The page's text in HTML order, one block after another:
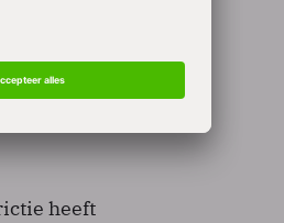
gefrustreerd
Bij ongeveer
bedrijf te verlaten
heeft